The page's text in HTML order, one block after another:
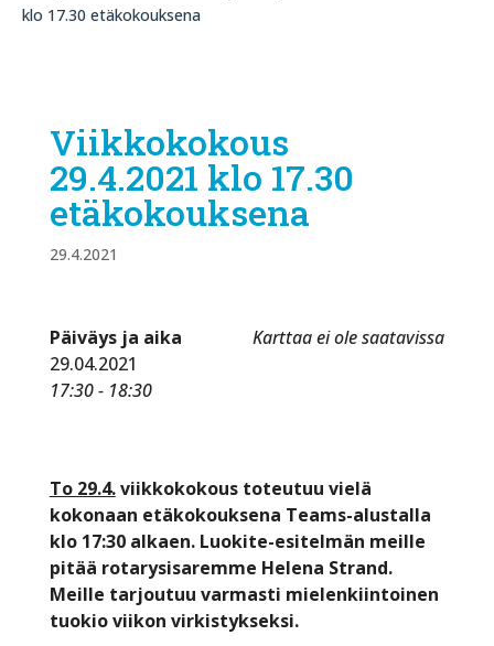
klo 17.30 etäkokouksena
Viikkokokous
29.4.2021 klo 17.30
etäkokouksena
29.4.2021
Karttaa ei ole saatavissa
Päiväys ja aika
29.04.2021
17:30 - 18:30
To 29.4.viikkokokous toteutuu vielä
kokonaan etäkokouksena Teams-alustalla
klo 17:30 alkaen. Luokite-esitelmän meille
pitää rotarysisaremme Helena Strand.
Meille tarjoutuu varmasti mielenkiintoinen
tuokio viikon virkistykseksi.